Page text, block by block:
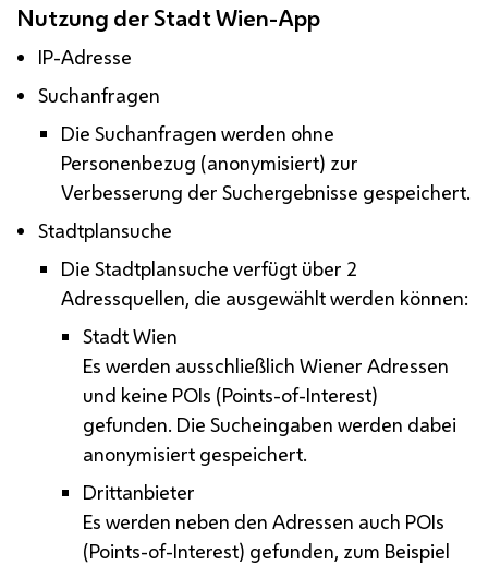
Nutzung der Stadt Wien-App
IP-Adresse
Suchanfragen
Die Suchanfragen werden ohne
Personenbezug (anonymisiert) zur
Verbesserung der Suchergebnisse gespeichert.
Stadtplansuche
Die Stadtplansuche verfügt über 2
Adressquellen, die ausgewählt werden können:
Stadt Wien
Es werden ausschließlich Wiener Adressen
und keine POIs (Points-of-Interest)
gefunden. Die Sucheingaben werden dabei
anonymisiert gespeichert.
Drittanbieter
Es werden neben den Adressen auch POIs
(Points-of-Interest) gefunden, zum Beispiel